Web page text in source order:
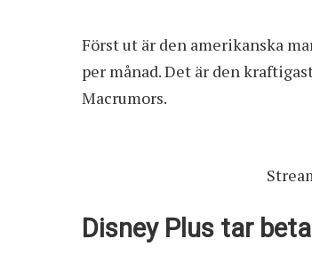
Först ut är den amerikanska
per månad. Det är den
Macrumors.
Disney Plus tar